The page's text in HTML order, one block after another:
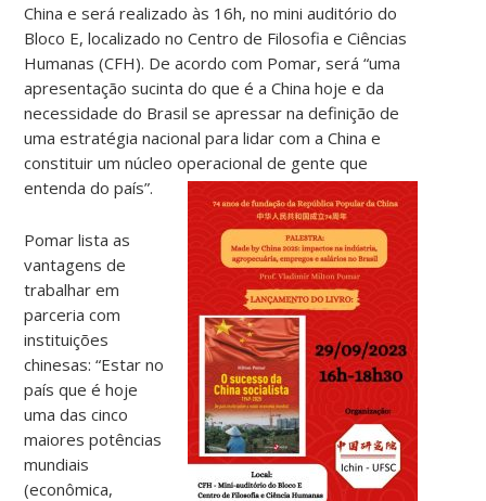
China e será realizado às 16h, no mini auditório do
Bloco E, localizado no Centro de Filosofia e Ciências
Humanas (CFH). De acordo com Pomar, será “uma
apresentação sucinta do que é a China hoje e da
necessidade do Brasil se apressar na definição de
uma estratégia nacional para lidar com a China e
constituir um núcleo operacional de gente que
entenda do país”.
Pomar lista as
vantagens de
trabalhar em
parceria com
instituições
chinesas: “Estar no
país que é hoje
uma das cinco
maiores potências
mundiais
(econômica,